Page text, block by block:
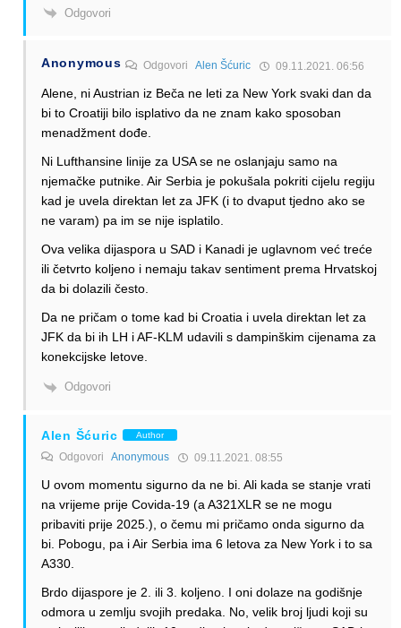
Odgovori
Anonymous OdgovoriAlen Šćuric 09.11.2021. 06:56
Alene, ni Austrian iz Beča ne leti za New York svaki dan da
bi to Croatiji bilo isplativo da ne znam kako sposoban
menadžment dođe.
Ni Lufthansine linije za USA se ne oslanjaju samo na
njemačke putnike. Air Serbia je pokušala pokriti cijelu regiju
kad je uvela direktan let za JFK (i to dvaput tjedno ako se
ne varam) pa im se nije isplatilo.
Ova velika dijaspora u SAD i Kanadi je uglavnom već treće
ili četvrto koljeno i nemaju takav sentiment prema Hrvatskoj
da bi dolazili često.
Da ne pričam o tome kad bi Croatia i uvela direktan let za
JFK da bi ih LH i AF-KLM udavili s dampinškim cijenama za
konekcijske letove.
Odgovori
Alen Šćuric Author
Odgovori Anonymous 09.11.2021. 08:55
U ovom momentu sigurno da ne bi. Ali kada se stanje vrati
na vrijeme prije Covida-19 (a A321XLR se ne mogu
pribaviti prije 2025.), o čemu mi pričamo onda sigurno da
bi. Pobogu, pa i Air Serbia ima 6 letova za New York i to sa
A330.
Brdo dijaspore je 2. ili 3. koljeno. I oni dolaze na godišnje
odmora u zemlju svojih predaka. No, velik broj ljudi koji su